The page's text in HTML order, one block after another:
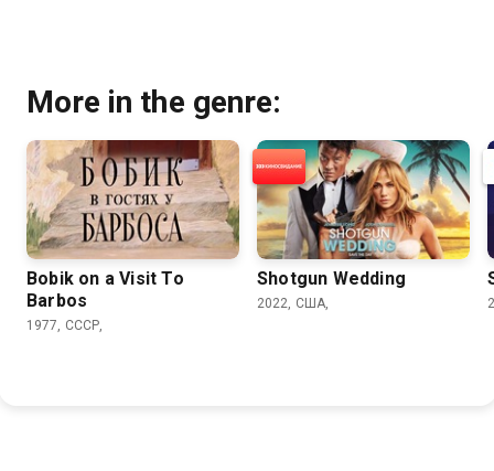
More in the genre:
Bobik on a Visit To
Barbos
1977, СССР,
Shotgun Wedding
2022, США,